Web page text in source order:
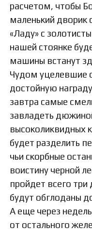
расчетом, чтобы
маленький
«Ладу» с
нашей стоянке
машины встанут
Чудом уцелевшие
достойную
завтра самые
завладеть
высоколиквидных
будет разделить
чьи скорбные
воистину черной
пройдет всего
будут обглоданы
А еще через
от остального